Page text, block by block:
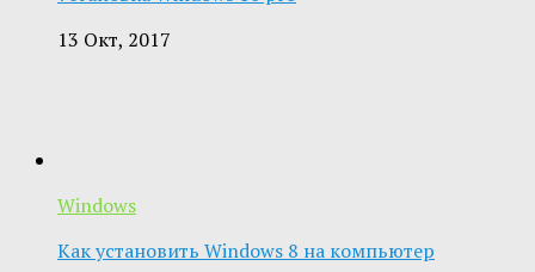
13 Окт, 2017
Windows
Как установить Windows 8 на компьютер